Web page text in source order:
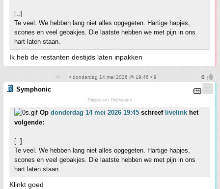
[..]
Te veel. We hebben lang niet alles opgegeten. Hartige hapjes,
scones en veel gebakjes. Die laatste hebben we met pijn in ons
hart laten staan.
Ik heb de restanten destijds laten inpakken
• donderdag 14 mei 2026 @ 19:46 • 9
Symphonic
Sijsjes en Drijfsijsjes
Op donderdag 14 mei 2026 19:45 schreef livelink het
volgende:
[..]
Te veel. We hebben lang niet alles opgegeten. Hartige hapjes,
scones en veel gebakjes. Die laatste hebben we met pijn in ons
hart laten staan.
Klinkt goed